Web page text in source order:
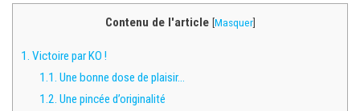
Contenu de l'article [Masquer]
1. Victoire par KO !
1.1. Une bonne dose de plaisir…
1.2. Une pincée d’originalité